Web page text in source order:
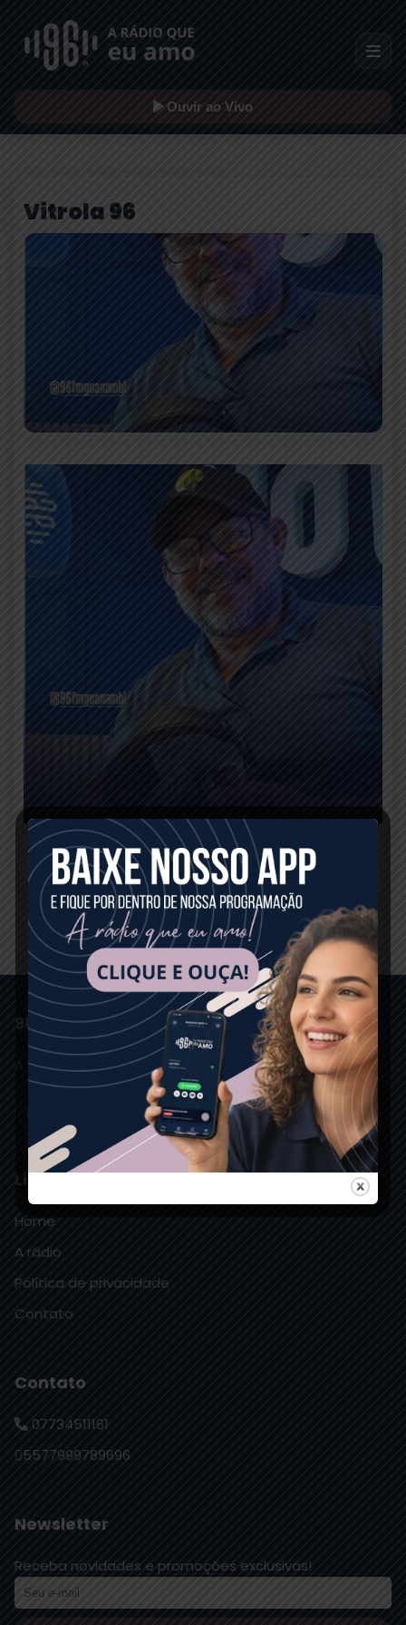
Ouvir ao Vivo
Vitrola 96
Horário: 13:00 às 14:00Locutores:Roberto Audi
96 FM GUANAMBI
A RÁDIO QUE EU AMO
Links Rápidos
Home
A rádio
Política de privacidade
Contato
Contato
07734511161
5577999789696
Newsletter
Receba novidades e promoções exclusivas!